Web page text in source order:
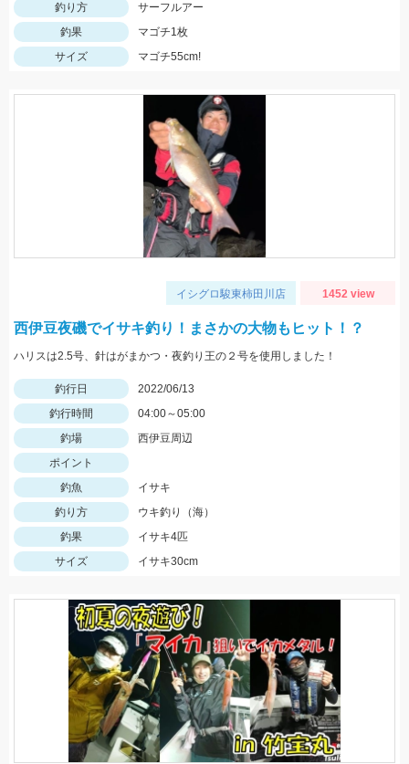
釣り方
サーフルアー
釣果
マゴチ1枚
サイズ
マゴチ55cm!
イシグロ駿東柿田川店 1452 view
西伊豆夜磯でイサキ釣り！まさかの大物もヒット！？
ハリスは2.5号、針はがまかつ・夜釣り王の２号を使用しました！
釣行日
2022/06/13
釣行時間
04:00～05:00
釣場
西伊豆周辺
ポイント
釣魚
イサキ
釣り方
ウキ釣り（海）
釣果
イサキ4匹
サイズ
イサキ30cm